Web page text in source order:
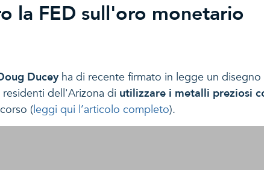
la FED sull'oro monetario
Duceyha di recente firmato in legge un
dell'Arizona di utilizzare i metalli preziosi
(leggi qui l’articolo completo).